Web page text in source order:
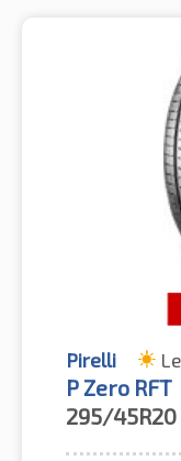
Pirelli
P Zero RFT
295/45R20